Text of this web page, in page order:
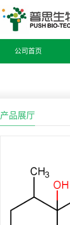
公司首页
产品展厅